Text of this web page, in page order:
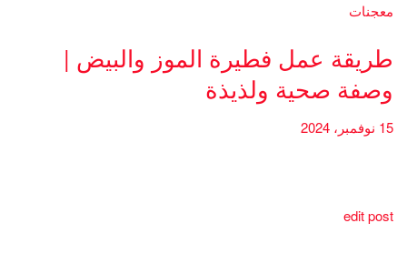
معجنات
طريقة عمل فطيرة الموز والبيض |
وصفة صحية ولذيذة
15 نوفمبر، 2024
edit post